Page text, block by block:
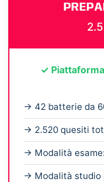
✓
→ 42 batterie da
→ 2.520 quesiti
→ Modalità
→ Modalità studio